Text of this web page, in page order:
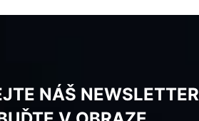
NÁŠ NEWSLETTER